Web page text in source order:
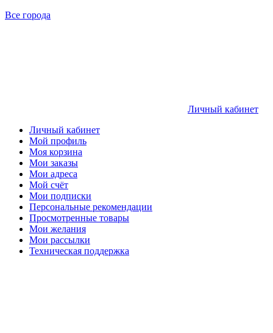
Все города
Личный кабинет
Личный кабинет
Мой профиль
Моя корзина
Мои заказы
Мои адреса
Мой счёт
Мои подписки
Персональные рекомендации
Просмотренные товары
Мои желания
Мои рассылки
Техническая поддержка